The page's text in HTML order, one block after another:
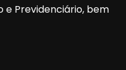
e Previdenciário, bem